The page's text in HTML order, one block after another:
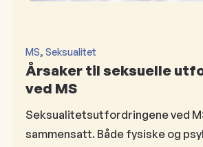
MS, Seksualitet
Årsaker til seksuelle
ved MS
Seksualitetsutfordringene ved
sammensatt. Både fysiske og